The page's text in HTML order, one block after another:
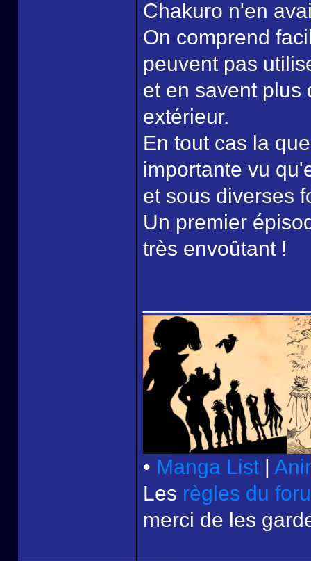
Chakuro n'en
On comprend
peuvent pas
et en savent plus
extérieur.
En tout cas la
importante vu
et sous diverses
Un premier
très envoûtant !
• Manga List |
Les règles du
merci de les